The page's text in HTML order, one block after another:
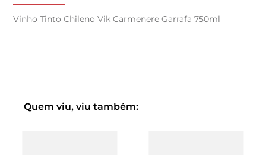
Vinho Tinto Chileno Vik Carmenere Garrafa 750ml
Quem viu, viu também: